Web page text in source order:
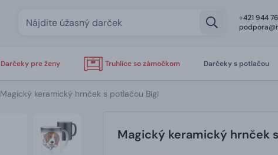
+421 944
Darčeky pre ženy Truhlice so zámočkom Darčeky s potlačou
Magický keramický hrnček s potlačou Bígl
Magický keramický hrnček